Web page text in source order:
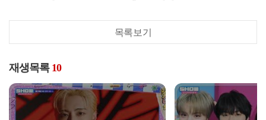
목록보기
재생목록 10